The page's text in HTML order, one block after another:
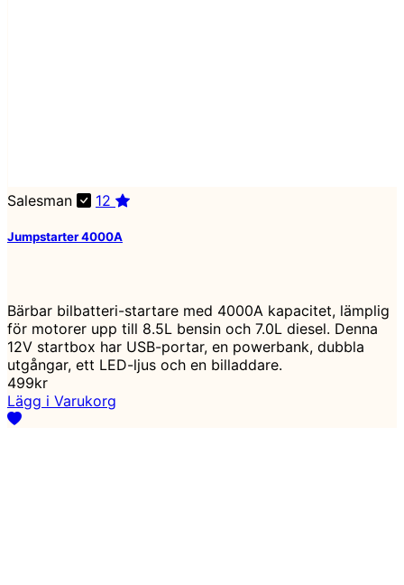
Salesman 12
Jumpstarter 4000A
Bärbar bilbatteri-startare med 4000A kapacitet, lämplig
för motorer upp till 8.5L bensin och 7.0L diesel. Denna
12V startbox har USB-portar, en powerbank, dubbla
utgångar, ett LED-ljus och en billaddare.
499kr
Lägg i Varukorg